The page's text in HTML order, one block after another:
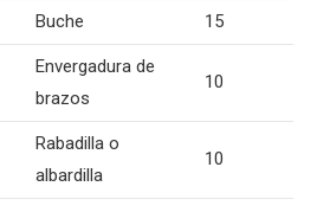
Buche 15
Envergadura de
brazos
10
Rabadilla o
albardilla
10